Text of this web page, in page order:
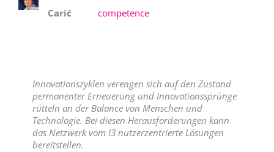
Carić
competence
Innovationszyklen verengen sich auf den Zustand
permanenter Erneuerung und Innovationssprünge
rütteln an der Balance von Menschen und
Technologie. Bei diesen Herausforderungen kann
das Netzwerk vom I3 nutzerzentrierte Lösungen
bereitstellen.